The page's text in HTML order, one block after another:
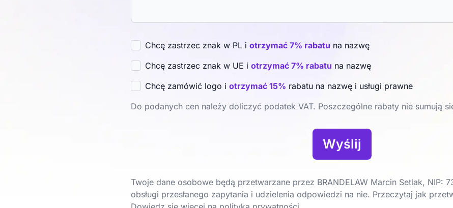
Chcę zastrzec znak w PL i otrzymać 7% rabatu na nazwę
Chcę zastrzec znak w UE i otrzymać 7% rabatu na nazwę
Chcę zamówić logo i otrzymać 15% rabatu na nazwę i usługi prawne
Do podanych cen należy doliczyć podatek VAT. Poszczególne rabaty nie sumują
Wyślij
Twoje dane osobowe będą przetwarzane przez BRANDELAW Marcin Setlak, NIP:
obsługi przesłanego zapytania i udzielenia odpowiedzi na nie. Przeczytaj jak